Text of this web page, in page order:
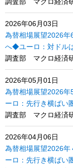
2026年06月03日
為替相場展望2026
へ◆ユーロ：対ドル
調査部 マクロ経済
2026年05月01日
為替相場展望2026
ーロ：先行き横ばい
調査部 マクロ経済
2026年04月06日
為替相場展望2026
ーロ：先行き横ばい